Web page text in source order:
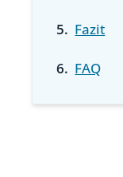
Fazit
FAQ